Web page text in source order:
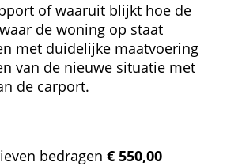
of waaruit blijkt hoe de
de woning op staat
met duidelijke maatvoering
van de nieuwe situatie met
de carport.
bedragen€ 550,00